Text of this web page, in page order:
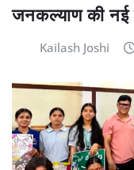
जनकल्याण की नई
Kailash Joshi